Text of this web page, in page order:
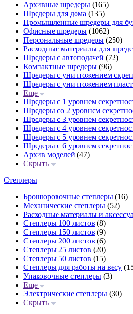
Архивные шредеры (165)
Шредеры для дома (135)
Промышленные шредеры для
Офисные шредеры (1062)
Персональные шредеры (250)
Расходные материалы для
Шредеры с автоподачей (72)
Компактные шредеры (96)
Шредеры с уничтожением
Шредеры с уничтожением
Еще
Шредеры с 1 уровнем
Шредеры со 2 уровнем
Шредеры с 3 уровнем
Шредеры с 4 уровнем
Шредеры с 5 уровнем
Шредеры с 6 уровнем
Архив моделей (47)
Скрыть
Степлеры
Брошюровочные степлеры (16)
Механические степлеры (52)
Расходные материалы и
Степлеры 100 листов (8)
Степлеры 150 листов (9)
Степлеры 200 листов (6)
Степлеры 25 листов (20)
Степлеры 50 листов (15)
Степлеры для работы на весу
Упаковочные степлеры (3)
Еще
Электрические степлеры (30)
Скрыть